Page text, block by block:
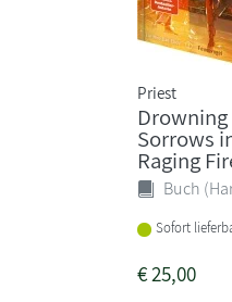
Priest
Drowning
Sorrows
Raging
Buch
Sofort
€25,00